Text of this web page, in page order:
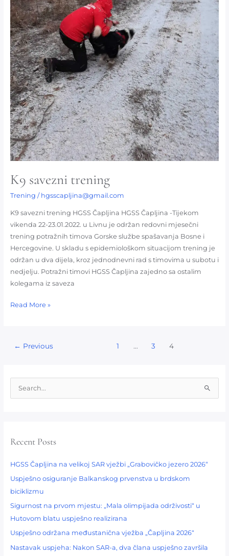
K9 savezni trening
Trening / hgsscapljina@gmail.com
K9 savezni trening HGSS Čapljina HGSS Čapljina -Tijekom
vikenda 22-23.01.2022. u Livnu je održan redovni mjesečni
trening potražnih timova Gorske službe spašavanja Bosne i
Hercegovine. U skladu s epidemiološkom situacijom trening je
održan u dva dijela, kroz jednodnevni rad s timovima u subotu i
nedjelju. Potražni timovi HGSS Čapljina zajedno sa ostalim
kolegama iz saveza
Read More »
← Previous 1 … 3 4
c
f
o
r
:
Recent Posts
HGSS Čapljina na velikoj SAR vježbi „Grabovičko jezero 2026“
Uspješno osiguranje Balkanskog prvenstva u brdskom
biciklizmu​
Sigurnost na prvom mjestu: „Mala olimpijada održivosti“ u
Hutovom blatu uspješno realizirana
Uspješno održana međustanična vježba „Čapljina 2026“
Nastavak uspjeha: Nakon SAR-a, dva člana uspješno završila